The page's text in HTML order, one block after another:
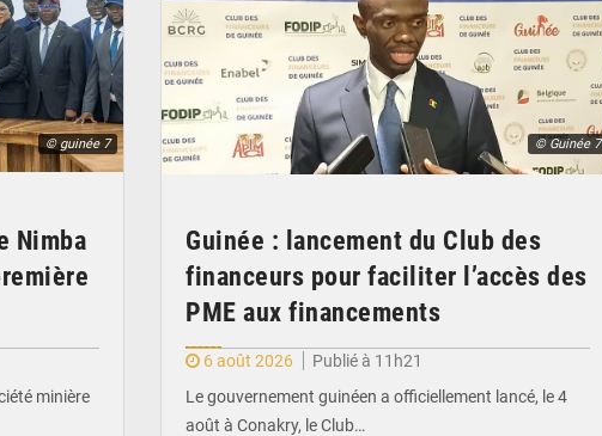
© guinée 7
Nimba
minière
© Guinée 7
Guinée : lancement du Club des
financeurs pour faciliter l’accès des
PME aux financements
6 août 2026
Publié à 11h21
Le gouvernement guinéen a officiellement lancé, le 4
août à Conakry, le Club…